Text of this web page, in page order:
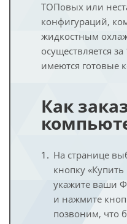
ТОПовых или
конфигураций,
жидкостным
осуществляется
имеются готовые
Как
На странице
кнопку
укажите ваши
и нажмите
позвоним, что